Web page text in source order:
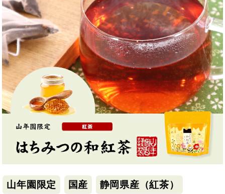
山年園限定 国産 静岡県産（紅茶）